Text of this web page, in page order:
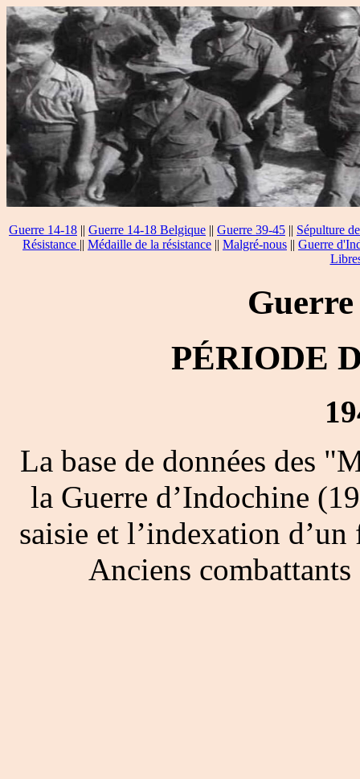
Guerre 14-18 || Guerre 14-18 Belgique || Guerre 39-45 || Sépulture
Résistance || Médaille de la résistance || Malgré-nous || Guerre
PÉRIODE
La base de données des
la Guerre d’Indochine
saisie et l’indexation
Anciens